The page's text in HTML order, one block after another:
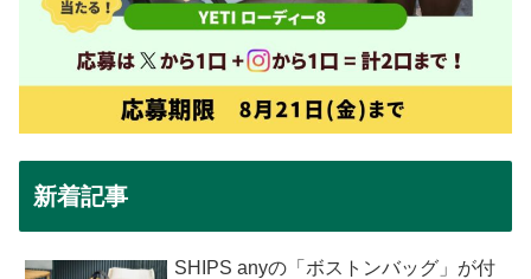
新着記事
SHIPS anyの「ボストンバッグ」が付